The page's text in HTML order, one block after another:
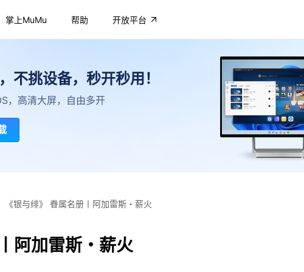
掌上MuMu 帮助 开放平台
不挑设备，秒开秒用！
，高清大屏，自由多开
《银与绯》 眷属名册丨阿加雷斯・薪火
阿加雷斯・薪火